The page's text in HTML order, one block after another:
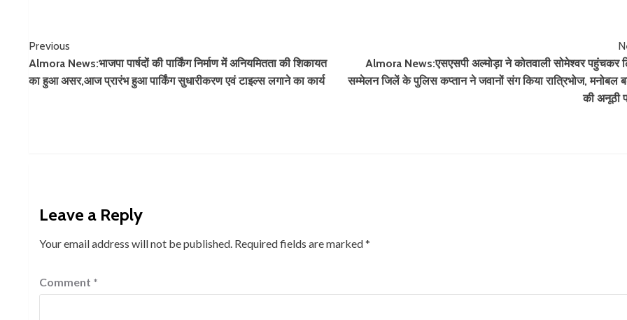
Continue
Reading
Previous
Almora News:भाजपा पार्षदों की पार्किंग निर्माण में अनियमितता की शिकायत
का हुआ असर,आज प्रारंभ हुआ पार्किंग सुधारीकरण एवं टाइल्स लगाने का कार्य
Almora News:एसएसपी अल्मोड़ा ने कोतवाली सोमेश्वर पहुंचकर
सम्मेलन जिलें के पुलिस कप्तान ने जवानों संग किया रात्रिभोज, मनोबल
की अनूठी
Leave a Reply
Your email address will not be published. Required fields are marked*
Comment *